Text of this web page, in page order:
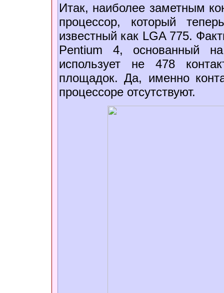
Итак, наиболее заметным
процессор, который
известный как LGA 775.
Pentium 4, основанный
использует не 478
площадок. Да, именно
процессоре отсутствуют.